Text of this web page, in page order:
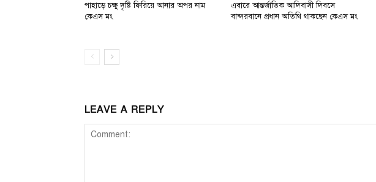
পাহাড়ে চক্ষু দৃষ্টি ফিরিয়ে আনার অপর নাম
কেএস মং
এবারে আন্তর্জাতিক আদিবাসী দিবসে
বান্দরবানে প্রধান অতিথি থাকছেন কেএস মং
LEAVE A REPLY